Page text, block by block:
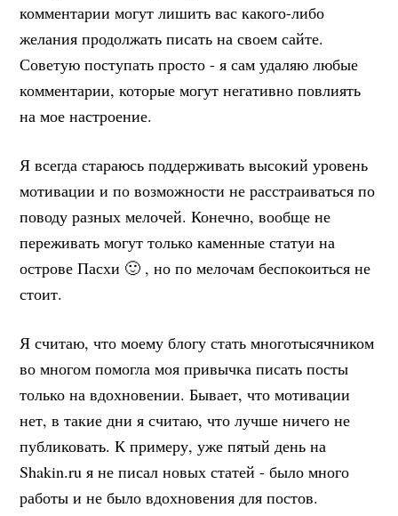
комментарии могут лишить вас какого-либо
желания продолжать писать на своем сайте.
Советую поступать просто - я сам удаляю любые
комментарии, которые могут негативно повлиять
на мое настроение.
Я всегда стараюсь поддерживать высокий уровень
мотивации и по возможности не расстраиваться по
поводу разных мелочей. Конечно, вообще не
переживать могут только каменные статуи на
острове Пасхи 🙂 , но по мелочам беспокоиться не
стоит.
Я считаю, что моему блогу стать многотысячником
во многом помогла моя привычка писать посты
только на вдохновении. Бывает, что мотивации
нет, в такие дни я считаю, что лучше ничего не
публиковать. К примеру, уже пятый день на
Shakin.ru я не писал новых статей - было много
работы и не было вдохновения для постов.